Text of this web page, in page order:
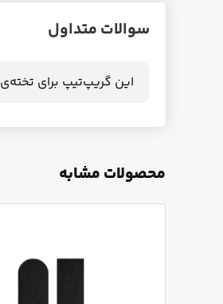
سوالات متداول
این گریپ‌تیپ برای
محصولات مشابه